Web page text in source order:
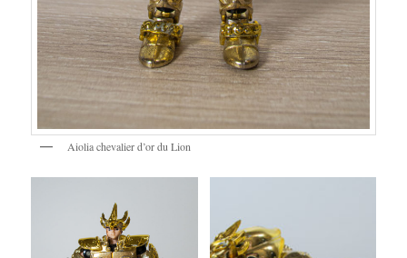
Aiolia chevalier d’or du Lion